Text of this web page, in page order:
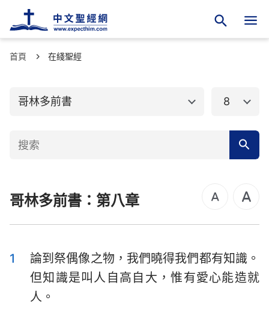
首頁 在綫聖經
哥林多前書
舊約聖經
馬太福音
使徒行傳
加拉太書
帖撒羅尼迦前書 帖撒羅尼迦後書
提摩太前書 提摩太後書
8
哥林多前書：第八章
1
論到祭偶像之物，我們曉得我們都有知識。
但知識是叫人自高自大，惟有愛心能造就
人。